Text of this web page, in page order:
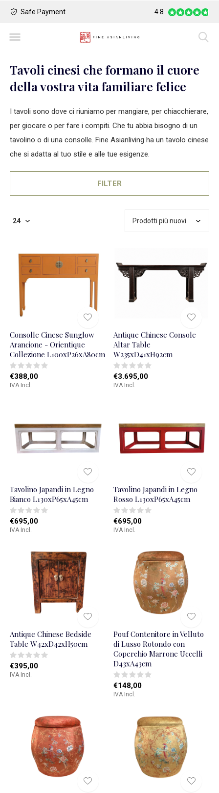
Safe Payment Largest Collection
4.8
Tavoli cinesi che formano il cuore
della vostra vita familiare felice
I tavoli sono dove ci riuniamo per mangiare, per chiacchierare,
per giocare o per fare i compiti. Che tu abbia bisogno di un
tavolino o di una consolle. Fine Asianliving ha un tavolo cinese
che si adatta al tuo stile e alle tue esigenze.
FILTER
Consolle Cinese Sunglow
Arancione - Orientique
Collezione L100xP26xA80cm
€388,00
IVA Incl.
Antique Chinese Console
Altar Table
W235xD41xH92cm
€3.695,00
IVA Incl.
Tavolino Japandi in Legno
Bianco L130xP65xA45cm
€695,00
IVA Incl.
Tavolino Japandi in Legno
Rosso L130xP65xA45cm
€695,00
IVA Incl.
Antique Chinese Bedside
Table W42xD42xH50cm
€395,00
IVA Incl.
Pouf Contenitore in Velluto
di Lusso Rotondo con
Coperchio Marrone Uccelli
D43xA43cm
€148,00
IVA Incl.